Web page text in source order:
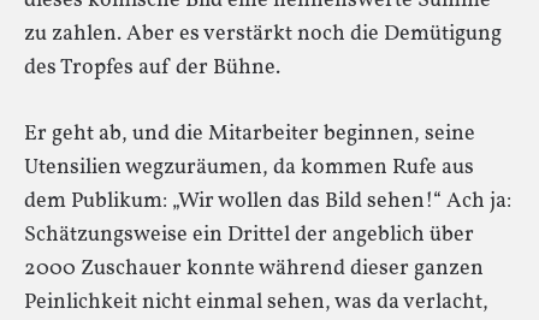
zu zahlen. Aber es verstärkt noch die Demütigung
des Tropfes auf der Bühne.
Er geht ab, und die Mitarbeiter beginnen, seine
Utensilien wegzuräumen, da kommen Rufe aus
dem Publikum: „Wir wollen das Bild sehen!“ Ach ja:
Schätzungsweise ein Drittel der angeblich über
2000 Zuschauer konnte während dieser ganzen
Peinlichkeit nicht einmal sehen, was da verlacht,